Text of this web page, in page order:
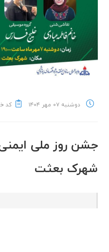
دوشنبه ۰۷ مهر ۱۴۰۴ کد خبر:
جشن روز ملی
شهرک بعثت